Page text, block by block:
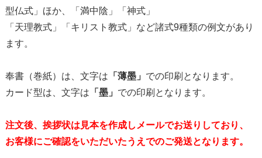
型仏式」ほか、「満中陰」「神式」
「天理教式」「キリスト教式」など諸式9種類の例文があり
ます。
奉書（巻紙）は、文字は 「薄墨」 での印刷となります。
カード型は、文字は 「墨」 での印刷となります。
注文後、挨拶状は見本を作成しメールでお送りしており、
お客様にご確認をいただいたうえでのご発送となります。